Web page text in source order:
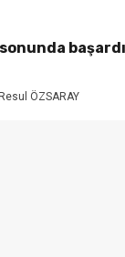
ÖZSARAY